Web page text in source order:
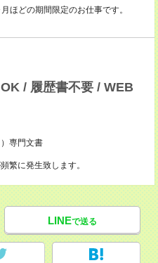
ほどの期間限定のお仕事です。
/ 履歴書不要 / WEB
専門文書
繁に発生致します。
LINEで送る